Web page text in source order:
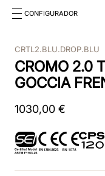
CONFIGURADOR
TÉRMINOS MÁS
1.cromo
2.chromo 2 0
3.frontale
CRTL2.BLU.DROP.BLU
CROMO 2.0
GOCCIA
1030,00 €